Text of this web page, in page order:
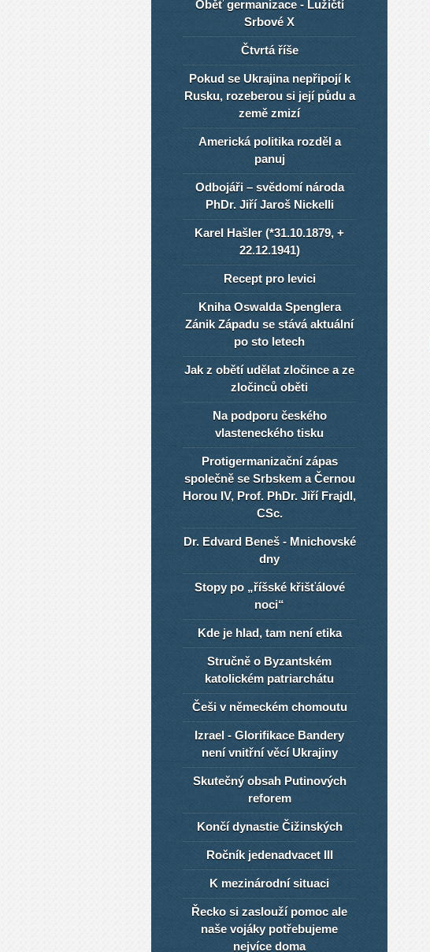
Oběť germanizace - Lužičtí
Srbové X
Čtvrtá říše
Pokud se Ukrajina nepřipojí k
Rusku, rozeberou si její půdu a
země zmizí
Americká politika rozděl a
panuj
Odbojáři – svědomí národa
PhDr. Jiří Jaroš Nickelli
Karel Hašler (*31.10.1879, +
22.12.1941)
Recept pro levici
Kniha Oswalda Spenglera
Zánik Západu se stává aktuální
po sto letech
Jak z obětí udělat zločince a ze
zločinců oběti
Na podporu českého
vlasteneckého tisku
Protigermanizační zápas
společně se Srbskem a Černou
Horou IV, Prof. PhDr. Jiří Frajdl,
CSc.
Dr. Edvard Beneš - Mnichovské
dny
Stopy po „říšské křišťálové
noci“
Kde je hlad, tam není etika
Stručně o Byzantském
katolickém patriarchátu
Češi v německém chomoutu
Izrael - Glorifikace Bandery
není vnitřní věcí Ukrajiny
Skutečný obsah Putinových
reforem
Končí dynastie Čižinských
Ročník jedenadvacet III
K mezinárodní situaci
Řecko si zaslouží pomoc ale
naše vojáky potřebujeme
nejvíce doma